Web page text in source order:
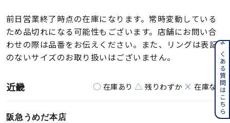
前日営業終了時点の在庫になります。常時変動している
ため品切れになる可能性もございます。店舗にお問い合
わせの際は品番をお伝えください。また、リングは表記
のないサイズのお取り扱いはございません。
○ 在庫あり △ 残りわずか × 在庫なし
近畿
阪急うめだ本店
よくある質問はこちら